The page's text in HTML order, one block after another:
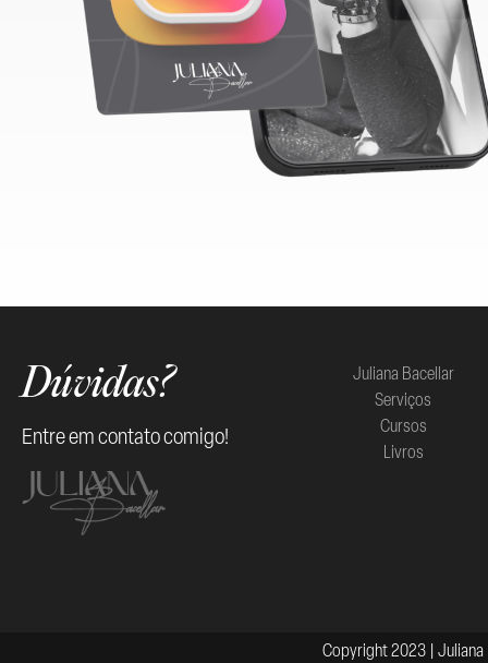
Dúvidas?
Entre em contato comigo!
Juliana Bacellar
Serviços
Cursos
Livros
Copyright 2023 | Juliana